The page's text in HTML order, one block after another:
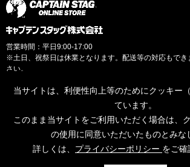
営業時間：平日9:00-17:00
※土日、祝祭日は休業となります。配送等の対応もでき
さい。
当サイトは、利便性向上等のためにクッキー
ています。
このまま当サイトをご利用いただく場合は、
の使用に同意いただいたものとみな
詳しくは、 プライバシーポリシー をご確